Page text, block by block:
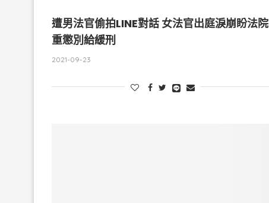
遭男法官偷拍LINE對話 女法官出庭淚崩盼法院
重懲別給緩刑
2021-09-23